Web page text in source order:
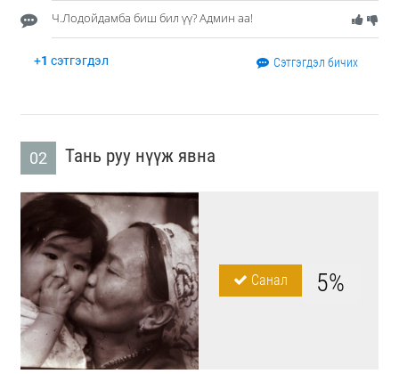
Ч.Лодойдамба биш бил үү? Админ аа!
+1 сэтгэгдэл Сэтгэгдэл бичих
02 Тань руу нүүж явна
Санал 5%